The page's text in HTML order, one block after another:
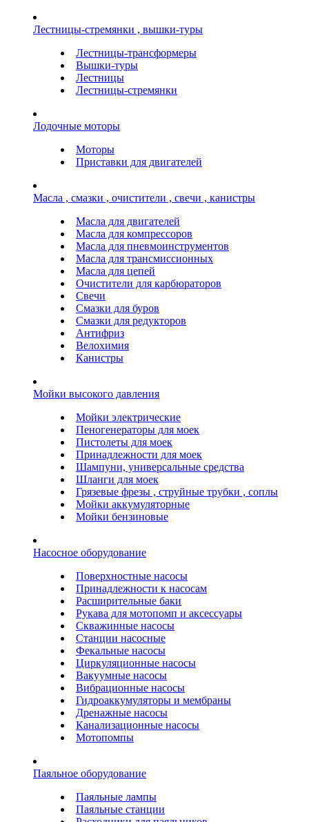
Лестницы-стремянки , вышки-туры
Лестницы-трансформеры
Вышки-туры
Лестницы
Лестницы-стремянки
Лодочные моторы
Моторы
Приставки для двигателей
Масла , смазки , очистители , свечи , канистры
Масла для двигателей
Масла для компрессоров
Масла для пневмоинструментов
Масла для трансмиссионных
Масла для цепей
Очистители для карбюраторов
Свечи
Смазки для буров
Смазки для редукторов
Антифриз
Велохимия
Канистры
Мойки высокого давления
Мойки электрические
Пеногенераторы для моек
Пистолеты для моек
Принадлежности для моек
Шампуни, универсальные средства
Шланги для моек
Грязевые фрезы , струйные трубки , соплы
Мойки аккумуляторные
Мойки бензиновые
Насосное оборудование
Поверхностные насосы
Принадлежности к насосам
Расширительные баки
Рукава для мотопомп и аксессуары
Скважинные насосы
Станции насосные
Фекальные насосы
Циркуляционные насосы
Вакуумные насосы
Вибрационные насосы
Гидроаккумуляторы и мембраны
Дренажные насосы
Канализационные насосы
Мотопомпы
Паяльное оборудование
Паяльные лампы
Паяльные станции